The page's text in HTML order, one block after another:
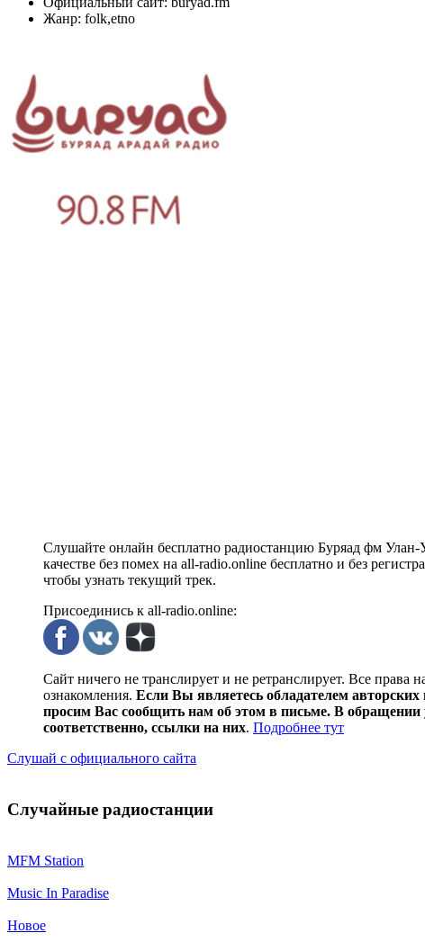
Жанр: folk,etno
Слушайте онлайн бесплатно радиостанцию Буряад фм
качестве без помех на all-radio.online бесплатно и без
чтобы узнать текущий трек.
Присоединись к all-radio.online:
Сайт ничего не транслирует и не ретранслирует. Все
ознакомления. Если Вы являетесь обладателем
просим Вас сообщить нам об этом в письме. В
соответственно, ссылки на них. Подробнее тут
Слушай с официального сайта
Случайные радиостанции
MFM Station
Music In Paradise
Новое